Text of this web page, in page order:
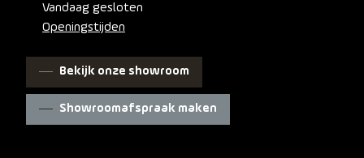
Vandaag gesloten
Openingstijden
Bekijk onze showroom
Showroomafspraak maken